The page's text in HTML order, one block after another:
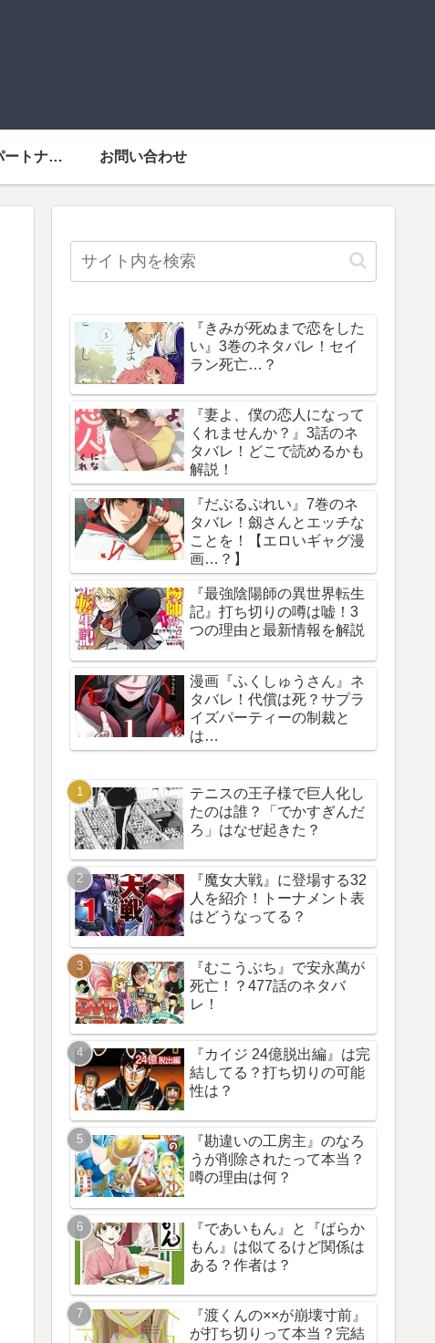
運営者情報・パートナーメディア お問い合わせ
『きみが死ぬまで恋をした
い』3巻のネタバレ！セイ
ラン死亡…？
『妻よ、僕の恋人になって
くれませんか？』3話のネ
タバレ！どこで読めるかも
解説！
『だぶるぷれい』7巻のネ
タバレ！劔さんとエッチな
ことを！【エロいギャグ漫
画…？】
『最強陰陽師の異世界転生
記』打ち切りの噂は嘘！3
つの理由と最新情報を解説
漫画『ふくしゅうさん』ネ
タバレ！代償は死？サプラ
イズパーティーの制裁と
は…
テニスの王子様で巨人化し
たのは誰？「でかすぎんだ
ろ」はなぜ起きた？
『魔女大戦』に登場する32
人を紹介！トーナメント表
はどうなってる？
『むこうぶち』で安永萬が
死亡！？477話のネタバ
レ！
『カイジ 24億脱出編』は完
結してる？打ち切りの可能
性は？
『勘違いの工房主』のなろ
うが削除されたって本当？
噂の理由は何？
『であいもん』と『ばらか
もん』は似てるけど関係は
ある？作者は？
『渡くんの××が崩壊寸前』
が打ち切りって本当？完結